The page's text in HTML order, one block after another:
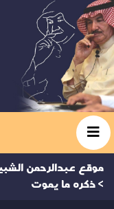
موقع عبدالرحمن
> ذكره ما يموت